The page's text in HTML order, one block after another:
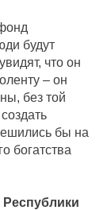
будут
что он
– он
без той
бы на
богатства
Республики